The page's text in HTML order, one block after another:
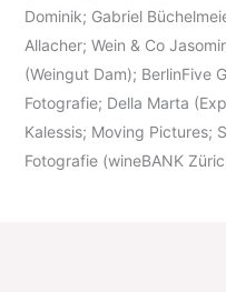
Dominik; Gabriel
Allacher; Wein & Co
(Weingut Dam); BerlinFive
Fotografie; Della Marta
Kalessis; Moving Pictures;
Fotografie (wineBANK